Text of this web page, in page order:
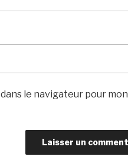
le navigateur pour mon